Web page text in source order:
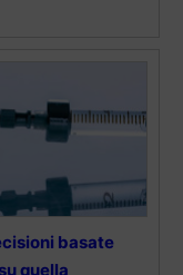
basate
quella